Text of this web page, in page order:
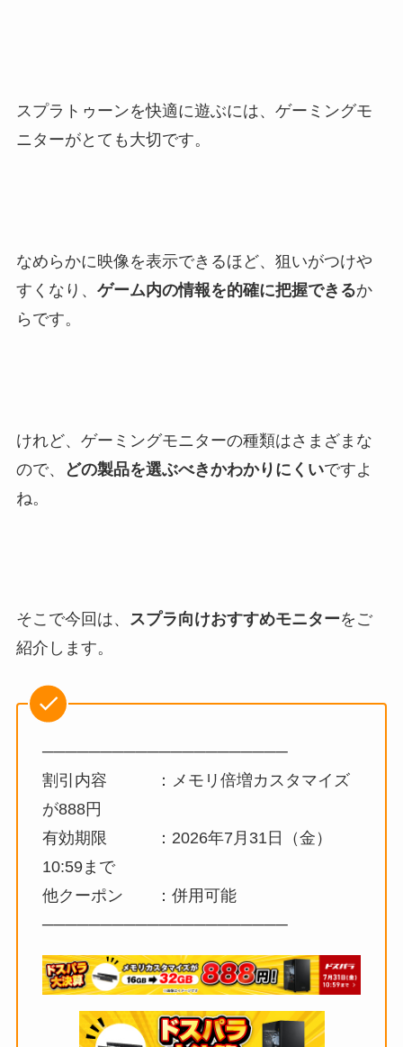
スプラトゥーンを快適に遊ぶには、ゲーミングモ
ニターがとても大切です。
なめらかに映像を表示できるほど、狙いがつけや
すくなり、 ゲーム内の情報を的確に把握できるか
らです。
けれど、ゲーミングモニターの種類はさまざまな
ので、
どの製品を選ぶべきかわかりにくいですよ
ね。
そこで今回は、 スプラ向けおすすめモニターをご
紹介します。
─────────────────────
割引内容 ：メモリ倍増カスタマイズ
が888円
有効期限 ：2026年7月31日（金）
10:59まで
他クーポン ：併用可能
─────────────────────